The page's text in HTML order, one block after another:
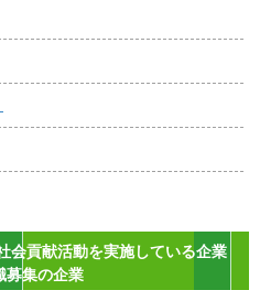
会貢献活動を実施している企業
募集の企業